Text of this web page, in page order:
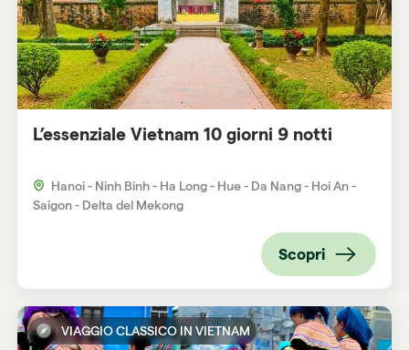
L’essenziale Vietnam 10 giorni 9 notti
Hanoi - Ninh Binh - Ha Long - Hue - Da Nang - Hoi An -
Saigon - Delta del Mekong
Scopri
VIAGGIO CLASSICO IN VIETNAM